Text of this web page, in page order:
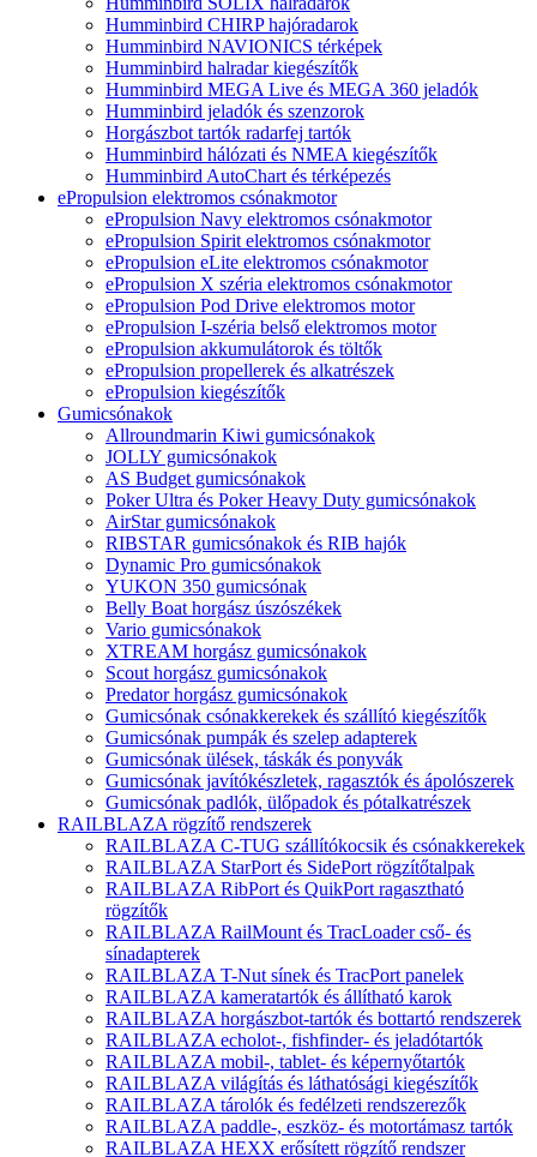
Humminbird CHIRP hajóradarok
Humminbird NAVIONICS térképek
Humminbird halradar kiegészítők
Humminbird MEGA Live és MEGA 360 jeladók
Humminbird jeladók és szenzorok
Horgászbot tartók radarfej tartók
Humminbird hálózati és NMEA kiegészítők
Humminbird AutoChart és térképezés
ePropulsion elektromos csónakmotor
ePropulsion Navy elektromos csónakmotor
ePropulsion Spirit elektromos csónakmotor
ePropulsion eLite elektromos csónakmotor
ePropulsion X széria elektromos csónakmotor
ePropulsion Pod Drive elektromos motor
ePropulsion I-széria belső elektromos motor
ePropulsion akkumulátorok és töltők
ePropulsion propellerek és alkatrészek
ePropulsion kiegészítők
Gumicsónakok
Allroundmarin Kiwi gumicsónakok
JOLLY gumicsónakok
AS Budget gumicsónakok
Poker Ultra és Poker Heavy Duty gumicsónakok
AirStar gumicsónakok
RIBSTAR gumicsónakok és RIB hajók
Dynamic Pro gumicsónakok
YUKON 350 gumicsónak
Belly Boat horgász úszószékek
Vario gumicsónakok
XTREAM horgász gumicsónakok
Scout horgász gumicsónakok
Predator horgász gumicsónakok
Gumicsónak csónakkerekek és szállító kiegészítők
Gumicsónak pumpák és szelep adapterek
Gumicsónak ülések, táskák és ponyvák
Gumicsónak javítókészletek, ragasztók és ápolószerek
Gumicsónak padlók, ülőpadok és pótalkatrészek
RAILBLAZA rögzítő rendszerek
RAILBLAZA C-TUG szállítókocsik és csónakkerekek
RAILBLAZA StarPort és SidePort rögzítőtalpak
RAILBLAZA RibPort és QuikPort ragasztható
rögzítők
RAILBLAZA RailMount és TracLoader cső- és
sínadapterek
RAILBLAZA T-Nut sínek és TracPort panelek
RAILBLAZA kameratartók és állítható karok
RAILBLAZA horgászbot-tartók és bottartó rendszerek
RAILBLAZA echolot-, fishfinder- és jeladótartók
RAILBLAZA mobil-, tablet- és képernyőtartók
RAILBLAZA világítás és láthatósági kiegészítők
RAILBLAZA tárolók és fedélzeti rendszerezők
RAILBLAZA paddle-, eszköz- és motortámasz tartók
RAILBLAZA HEXX erősített rögzítő rendszer